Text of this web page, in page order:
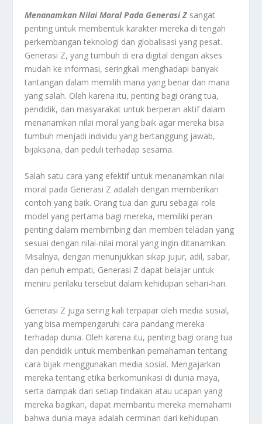
Menanamkan Nilai Moral Pada Generasi Z sangat
penting untuk membentuk karakter mereka di tengah
perkembangan teknologi dan globalisasi yang pesat.
Generasi Z, yang tumbuh di era digital dengan akses
mudah ke informasi, seringkali menghadapi banyak
tantangan dalam memilih mana yang benar dan mana
yang salah. Oleh karena itu, penting bagi orang tua,
pendidik, dan masyarakat untuk berperan aktif dalam
menanamkan nilai moral yang baik agar mereka bisa
tumbuh menjadi individu yang bertanggung jawab,
bijaksana, dan peduli terhadap sesama.
Salah satu cara yang efektif untuk menanamkan nilai
moral pada Generasi Z adalah dengan memberikan
contoh yang baik. Orang tua dan guru sebagai role
model yang pertama bagi mereka, memiliki peran
penting dalam membimbing dan memberi teladan yang
sesuai dengan nilai-nilai moral yang ingin ditanamkan.
Misalnya, dengan menunjukkan sikap jujur, adil, sabar,
dan penuh empati, Generasi Z dapat belajar untuk
meniru perilaku tersebut dalam kehidupan sehari-hari.
Generasi Z juga sering kali terpapar oleh media sosial,
yang bisa mempengaruhi cara pandang mereka
terhadap dunia. Oleh karena itu, penting bagi orang tua
dan pendidik untuk memberikan pemahaman tentang
cara bijak menggunakan media sosial. Mengajarkan
mereka tentang etika berkomunikasi di dunia maya,
serta dampak dari setiap tindakan atau ucapan yang
mereka bagikan, dapat membantu mereka memahami
bahwa dunia maya adalah cerminan dari kehidupan